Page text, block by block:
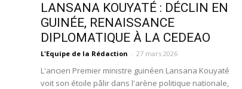
LANSANA KOUYATÉ : DÉCLIN EN
GUINÉE, RENAISSANCE
DIPLOMATIQUE À LA CEDEAO
L'Equipe de la Rédaction - 27 mars 2026
L'ancien Premier ministre guinéen Lansana Kouyaté
voit son étoile pâlir dans l'arène politique nationale,